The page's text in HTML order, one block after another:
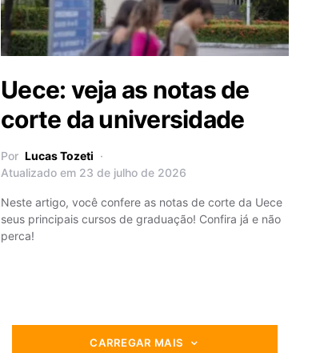
Uece: veja as notas de
corte da universidade
Por Lucas Tozeti
Atualizado em 23 de julho de 2026
Neste artigo, você confere as notas de corte da Uece
seus principais cursos de graduação! Confira já e não
perca!
CARREGAR MAIS